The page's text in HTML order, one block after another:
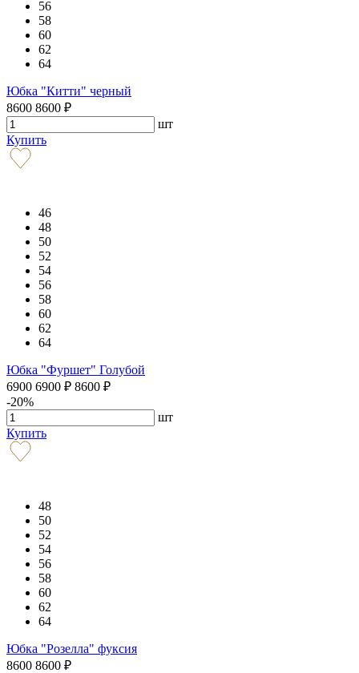
56
58
60
62
64
Юбка "Китти" черный
8600 8600 ₽
шт
Купить
46
48
50
52
54
56
58
60
62
64
Юбка "Фуршет" Голубой
6900 6900 ₽ 8600 ₽
-20%
шт
Купить
48
50
52
54
56
58
60
62
64
Юбка "Розелла" фуксия
8600 8600 ₽